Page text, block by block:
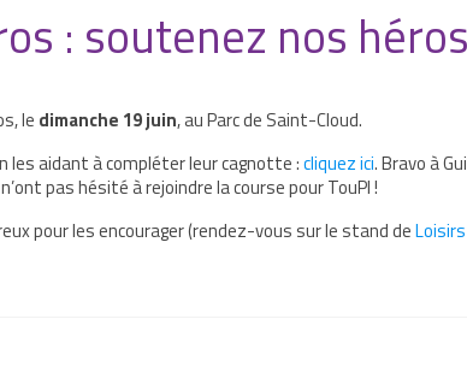
: soutenez nos
le dimanche 19 juin, au Parc de Saint-Cloud.
les aidant à compléter leur cagnotte :cliquez ici. Bravo à
pas hésité à rejoindre la course pour TouPI !
pour les encourager (rendez-vous sur le stand de